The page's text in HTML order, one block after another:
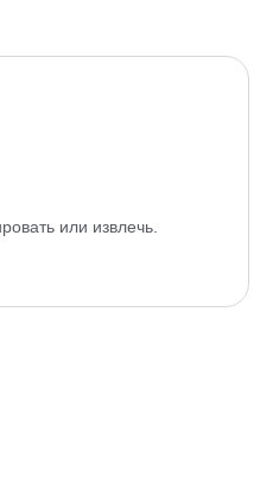
или извлечь.